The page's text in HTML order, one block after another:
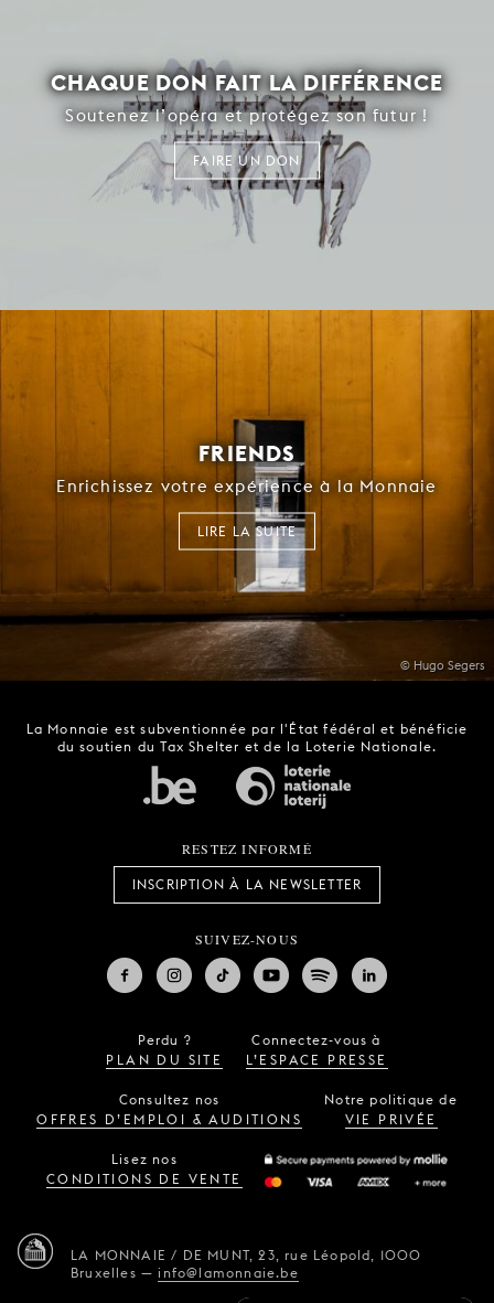
CHAQUE DON FAIT LA DIFFÉRENCE
Soutenez l’opéra et protégez son futur !
FAIRE UN DON
© Hugo Segers
FRIENDS
Enrichissez votre expérience à la Monnaie
LIRE LA SUITE
La Monnaie est subventionnée par l'État fédéral et bénéficie
du soutien du Tax Shelter et de la Loterie Nationale.
RESTEZ INFORMÉ
INSCRIPTION À LA NEWSLETTER
SUIVEZ-NOUS
Perdu ?
PLAN DU SITE
Connectez-vous à
L’ESPACE PRESSE
Consultez nos
OFFRES D’EMPLOI & AUDITIONS
Notre politique de
VIE PRIVÉE
Lisez nos
CONDITIONS DE VENTE
LA MONNAIE / DE MUNT, 23, rue Léopold, 1000
Bruxelles —info@lamonnaie.be